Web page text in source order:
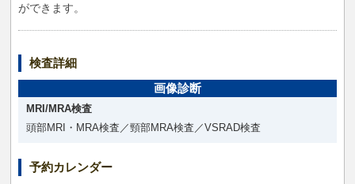
ができます。
検査詳細
画像診断
MRI/MRA検査
頭部MRI・MRA検査／頸部MRA検査／VSRAD検査
予約カレンダー